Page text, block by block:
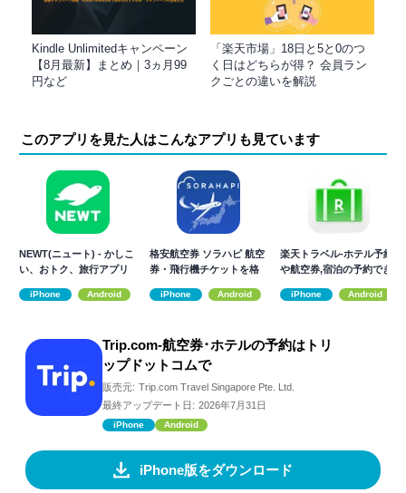
Kindle Unlimitedキャンペーン
【8月最新】まとめ｜3ヵ月99
円など
「楽天市場」18日と5と0のつ
く日はどちらが得？ 会員ラン
クごとの違いを解説
このアプリを見た人はこんなアプリも見ています
NEWT(ニュート) - かしこ
い、おトク、旅行アプリ
iPhone Android
格安航空券 ソラハピ 航空
券・飛行機チケットを格
iPhone Android
楽天トラベル-ホテル予約
や航空券,宿泊の予約でき
iPhone Android
Trip.com-航空券･ホテルの予約はトリ
ップドットコムで
販売元: Trip.com Travel Singapore Pte. Ltd.
最終アップデート日: 2026年7月31日
iPhone Android
iPhone版をダウンロード